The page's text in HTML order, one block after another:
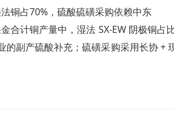
铜占70%，硫酸硫磺采购依赖中东
合计铜产量中，湿法 SX-EW 阴极铜占
的副产硫酸补充；硫磺采购采用长协 +